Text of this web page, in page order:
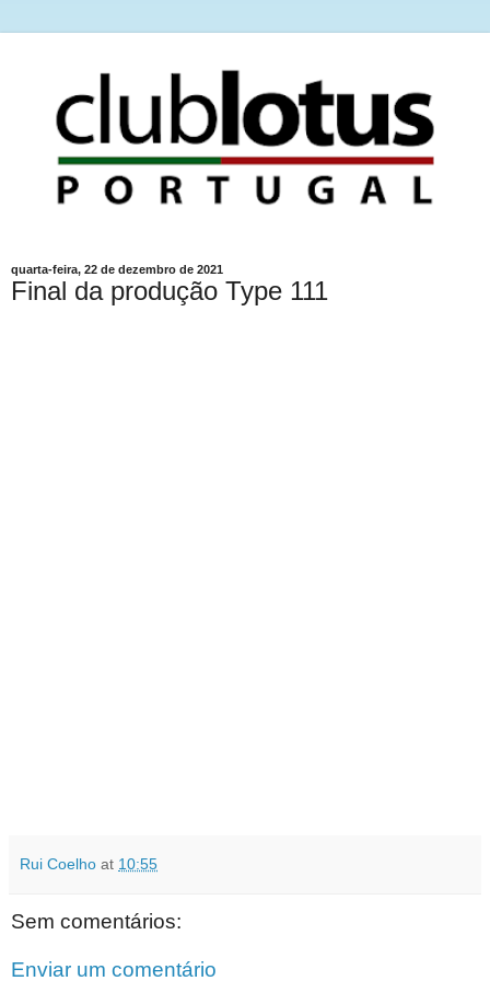
quarta-feira, 22 de dezembro de 2021
Final da produção Type 111
Rui Coelho at 10:55
Sem comentários:
Enviar um comentário